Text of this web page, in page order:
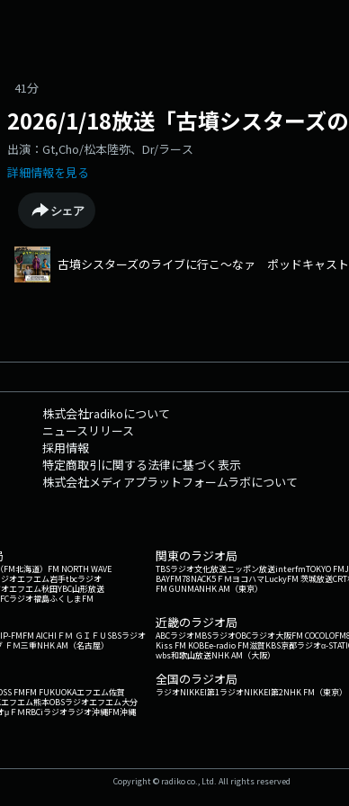
41分
2026/1/18放送「古墳シスターズの
出演：Gt,Cho/松本陸弥、Dr/ラース
詳細情報を見る
シェア
古墳シスターズのライブに行こ～なァ ポッドキャス
株式会社radikoについて
ニュースリリース
採用情報
特定商取引に関する法律に基づく表示
株式会社メディアプラットフォームラボについて
北海道） FM NORTH WAVE
オエフエム岩手tbcラジオ
エフエム秋田YBC山形放送
ラジオ福島ふくしまFM
関東のラジオ局
TBSラジオ文化放送ニッポン放送interfmTOKYO FM
BAYFM78NACK5 ＦＭヨコハマLuckyFM 茨城放送
FM GUNMANHK AM（東京）
FMFM AICHI ＦＭ ＧＩＦＵ SBSラジオ
ＦＭ三重NHK AM（名古屋）
近畿のラジオ局
ABCラジオMBSラジオOBCラジオ大阪FM COCOLO
Kiss FM KOBEe-radio FM滋賀KBS京都ラジオα-
wbs和歌山放送NHK AM（大阪）
FMFM FUKUOKAエフエム佐賀
フエム熊本OBSラジオエフエム大分
μＦＭRBCiラジオラジオ沖縄FM沖縄
全国のラジオ局
ラジオNIKKEI第1ラジオNIKKEI第2NHK FM（東京）
Copyright © radiko co., Ltd. All rights reserved